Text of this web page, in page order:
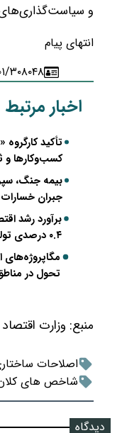
و سیاست‌گذاری‌های
انتهای پیام
۸۰۴۸۱۴۰۵/
اخبار مرتبط
تأکید
کسب‌وکارها و
بیمه جنگ،
جبران
۰.۴ درصدی تولید ناخالص داخلی
تحول در
منبع: وزارت
اصلاحات
شاخص های
دیدگاه